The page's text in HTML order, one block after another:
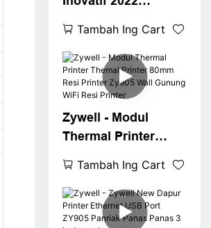
Vietas 80mm
Bluetooth Printer
printer ZY905 USB +
RS232 + LAN + BT
Tambah Ing Cart
Zywell - Modul
Thermal Printer
80mm Resi Printer
Zy905 Wall Gunung
WiFi Resi Printer
Tambah Ing Cart